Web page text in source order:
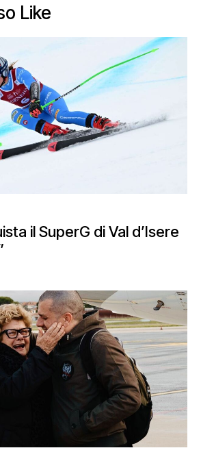
Like
il SuperG di Val d’Isere